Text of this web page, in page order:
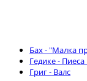
Бах - "Малка
Гедике -
Григ - Валс